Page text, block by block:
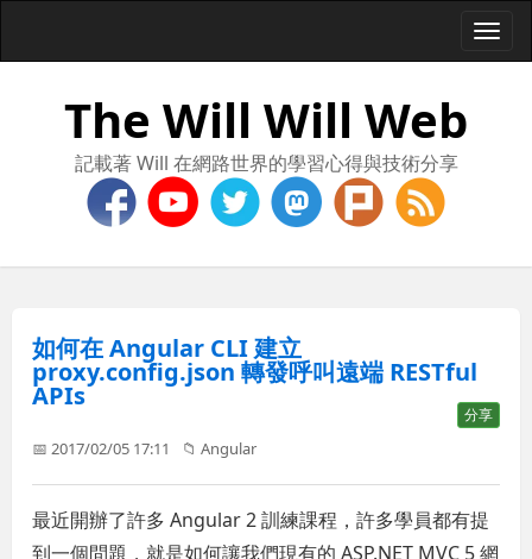
The Will Will Web
記載著 Will 在網路世界的學習心得與技術分享
如何在 Angular CLI 建立
proxy.config.json 轉發呼叫遠端 RESTful
APIs
分享
📅 2017/02/05 17:11 📁Angular
最近開辦了許多 Angular 2 訓練課程，許多學員都有提
到一個問題，就是如何讓我們現有的 ASP.NET MVC 5 網